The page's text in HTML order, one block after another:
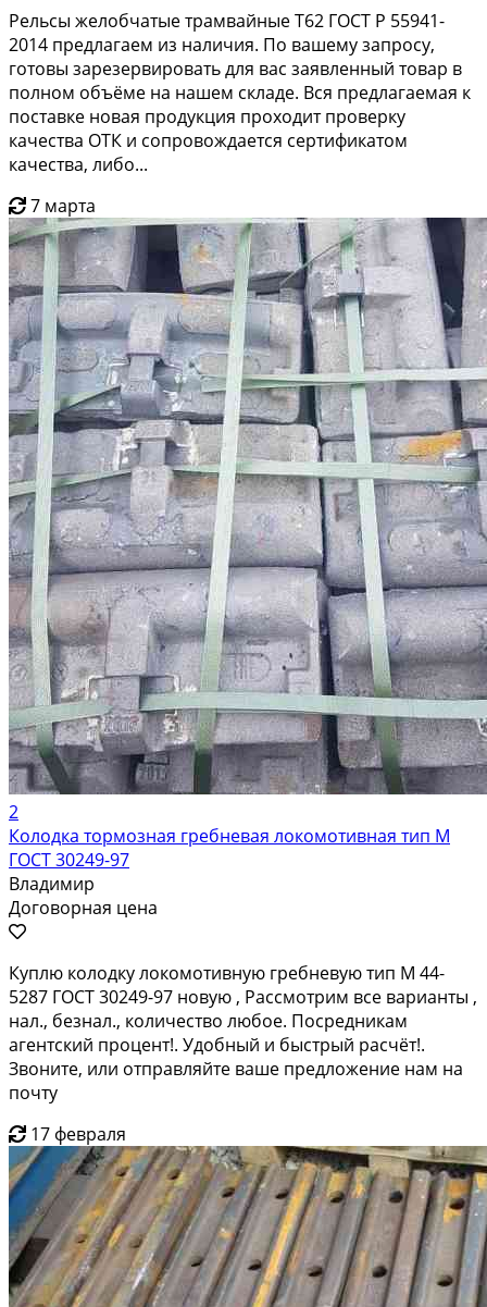
Рельсы желобчатые трамвайные Т62 ГОСТ Р 55941-
2014 предлагаем из наличия. По вашему запросу,
готовы зарезервировать для вас заявленный товар в
полном объёме на нашем складе. Вся предлагаемая к
поставке новая продукция проходит проверку
качества ОТК и сопровождается сертификатом
качества, либо...
7 марта
2
Колодка тормозная гребневая локомотивная тип М
ГОСТ 30249-97
Владимир
Договорная цена
Куплю колодку локомотивную гребневую тип М 44-
5287 ГОСТ 30249-97 новую , Рассмотрим все варианты ,
нал., безнал., количество любое. Посредникам
агентский процент!. Удобный и быстрый расчёт!.
Звоните, или отправляйте ваше предложение нам на
почту
17 февраля